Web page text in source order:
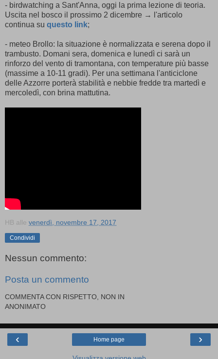
- birdwatching a Sant'Anna, oggi la prima lezione di teoria.
Uscita nel bosco il prossimo 2 dicembre → l'articolo
continua su questo link;
- meteo Brollo: la situazione è normalizzata e serena dopo il
trambusto. Domani sera, domenica e lunedì ci sarà un
rinforzo del vento di tramontana, con temperature più basse
(massime a 10-11 gradi). Per una settimana l'anticiclone
delle Azzorre porterà stabilità e nebbie fredde tra martedì e
mercoledì, con brina mattutina.
HB alle venerdì, novembre 17, 2017
Condividi
Nessun commento:
Posta un commento
COMMENTA CON RISPETTO, NON IN
ANONIMATO
‹ ›
Home page